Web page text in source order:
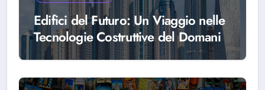
Edifici del Futuro: Un Viaggio nelle
Tecnologie Costruttive del Domani